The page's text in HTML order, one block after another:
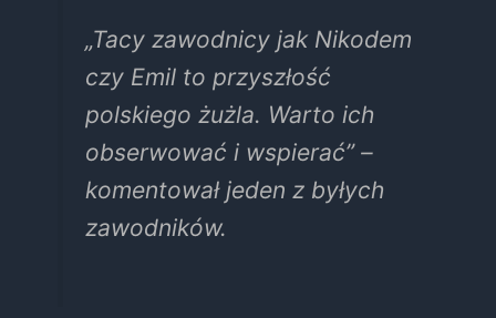
„Tacy zawodnicy jak Nikodem
czy Emil to przyszłość
polskiego żużla. Warto ich
obserwować i wspierać” –
komentował jeden z byłych
zawodników.